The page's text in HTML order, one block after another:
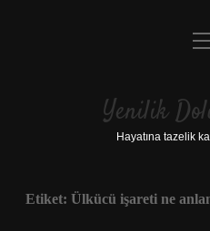
Yasal
Yenilik
Hayatına tazelik
Etiket: Ülkücü işareti ne